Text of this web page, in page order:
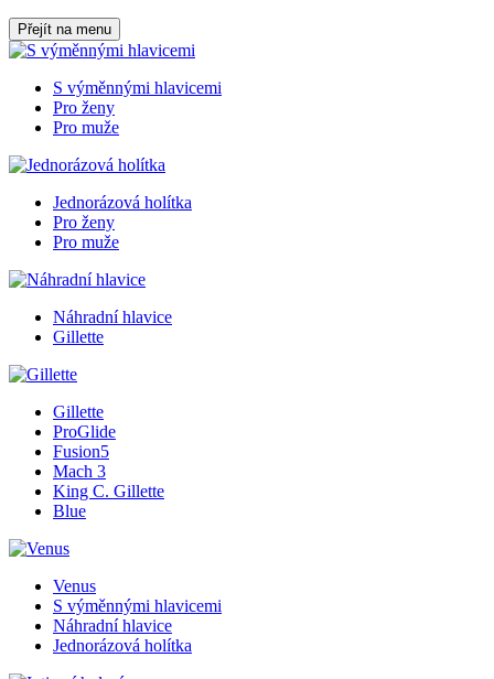
Přejít na menu
S výměnnými hlavicemi
Pro ženy
Pro muže
Jednorázová holítka
Pro ženy
Pro muže
Náhradní hlavice
Gillette
Gillette
ProGlide
Fusion5
Mach 3
King C. Gillette
Blue
Venus
S výměnnými hlavicemi
Náhradní hlavice
Jednorázová holítka